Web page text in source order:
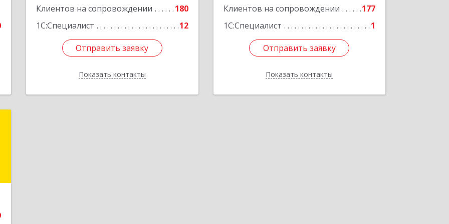
Клиентов на сопровождении
180
1С:Специалист
12
Отправить заявку
Показать контакты
Отправить заявку
Назад
Клиентов на сопровождении
177
1С:Специалист
1
Отправить заявку
Показать контакты
Отправить заявку
Назад